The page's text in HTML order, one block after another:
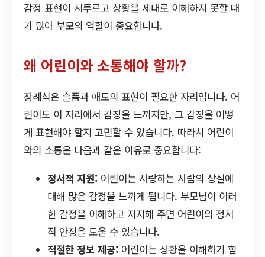
감정 표현이 서투르고 상황을 제대로 이해하지 못할 때
가 많아 부모의 역할이 중요합니다.
왜 어린이와 소통해야 할까?
장례식은 슬픔과 애도의 표현이 필요한 자리입니다. 어
린이도 이 자리에서 감정을 느끼지만, 그 감정을 어떻
게 표현해야 할지 고민할 수 있습니다. 따라서 어린이
와의 소통은 다음과 같은 이유로 중요합니다:
정서적 지원: 어린이는 사랑하는 사람의 상실에
대해 많은 감정을 느끼게 됩니다. 부모님이 이러
한 감정을 이해하고 지지해 주면 어린이의 정서
적 안정을 도울 수 있습니다.
적절한 정보 제공: 어린이는 상황을 이해하기 힘